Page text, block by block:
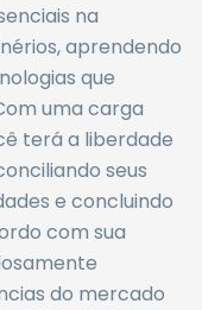
na
aprendendo
que
uma carga
terá a liberdade
seus
e concluindo
com sua
do mercado